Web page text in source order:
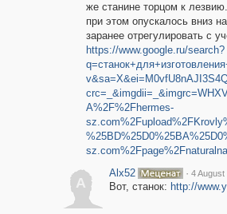
же станине торцом к
при этом опускалось вниз
заранее отрегулировать с
https://www.google.ru/search?
A%2F%2Fhermes-
A
Alx52 · 4 August
Вот, станок: http://